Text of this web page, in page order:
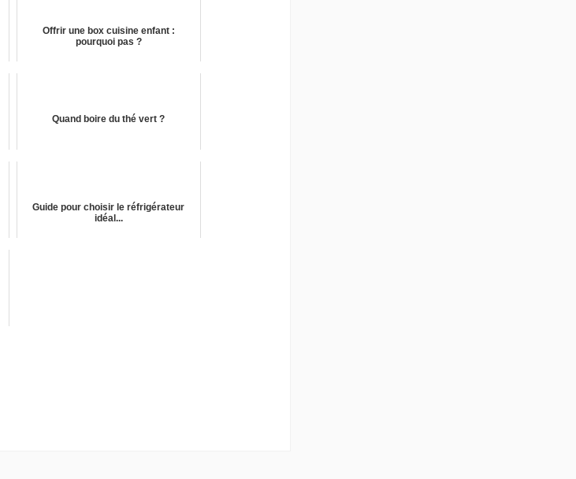
Offrir une box cuisine enfant :
pourquoi pas ?
Quand boire du thé vert ?
Guide pour choisir le réfrigérateur
idéal...